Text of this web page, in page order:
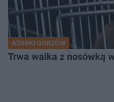
AZORKI GORZÓW
Trwa walka z nosówką